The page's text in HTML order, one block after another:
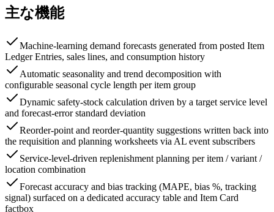
主な機能
Machine-learning demand forecasts generated from posted Item
Ledger Entries, sales lines, and consumption history
Automatic seasonality and trend decomposition with
configurable seasonal cycle length per item group
Dynamic safety-stock calculation driven by a target service level
and forecast-error standard deviation
Reorder-point and reorder-quantity suggestions written back into
the requisition and planning worksheets via AL event subscribers
Service-level-driven replenishment planning per item / variant /
location combination
Forecast accuracy and bias tracking (MAPE, bias %, tracking
signal) surfaced on a dedicated accuracy table and Item Card
factbox